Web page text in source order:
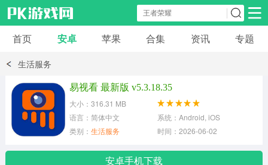
安卓应用 安卓游戏
模拟经营
首页 安卓 苹果 合集 资讯 专题
生活服务
易视看 最新版 v5.3.18.35
大小：316.31 MB
语言：简体中文
系统：Android, iOS
类别： 生活服务 时间：2026-06-02
安卓手机下载